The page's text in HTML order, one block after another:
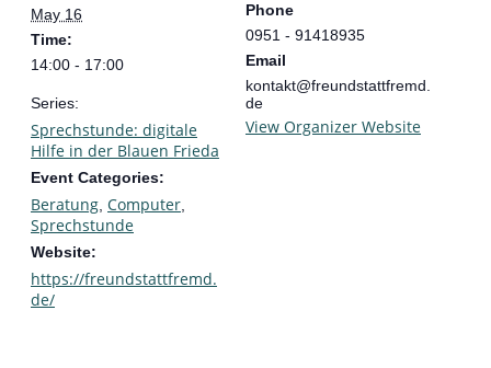
May 16
Time:
14:00 - 17:00
Series:
Sprechstunde: digitale
Hilfe in der Blauen Frieda
Event Categories:
Beratung Computer
Sprechstunde
Website:
https://freundstattfremd.
de/
Phone
0951 - 91418935
Email
kontakt@freundstattfremd.
de
View Organizer Website